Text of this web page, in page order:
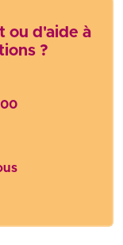
ou d'aide à
?